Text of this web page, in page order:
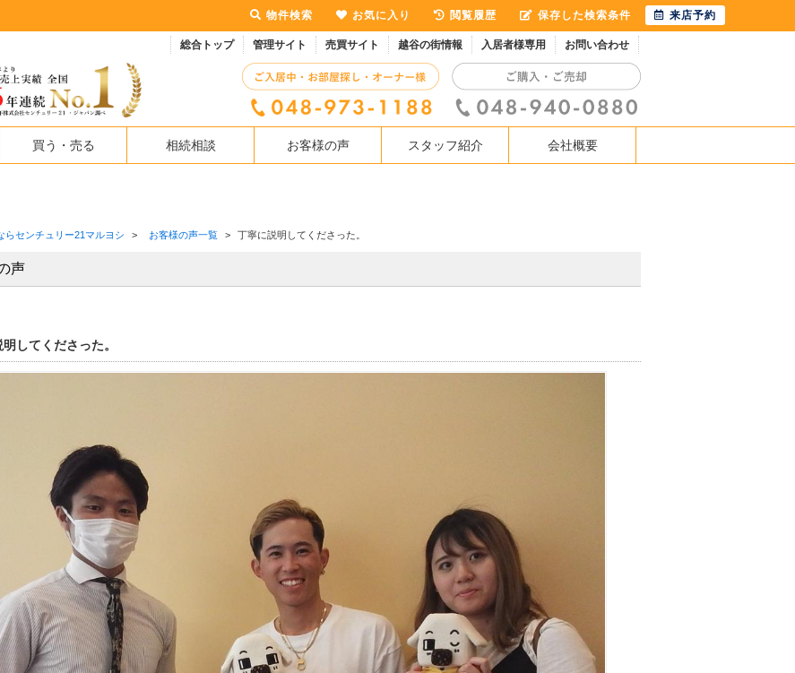
総合トップ 管理サイト 売買サイト 越谷の街情報 入居者様専用 お問い合わせ
買う・売る 相続相談 お客様の声 スタッフ紹介 会社概要
らセンチュリー21マルヨシ > お客様の声一覧 > 丁寧に説明してくださった。
声
してくださった。
物件検索 お気に入り 閲覧履歴 保存した検索条件 来店予約